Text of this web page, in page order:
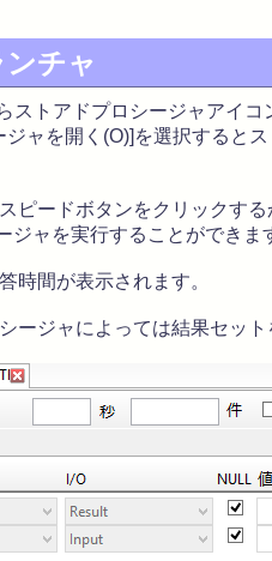
チャ
ストアドプロシージャアイコ
ャを開く(O)]を選択すると
スピードボタンをクリックす
ャを実行することができま
時間が表示されます。
ジャによっては結果セット